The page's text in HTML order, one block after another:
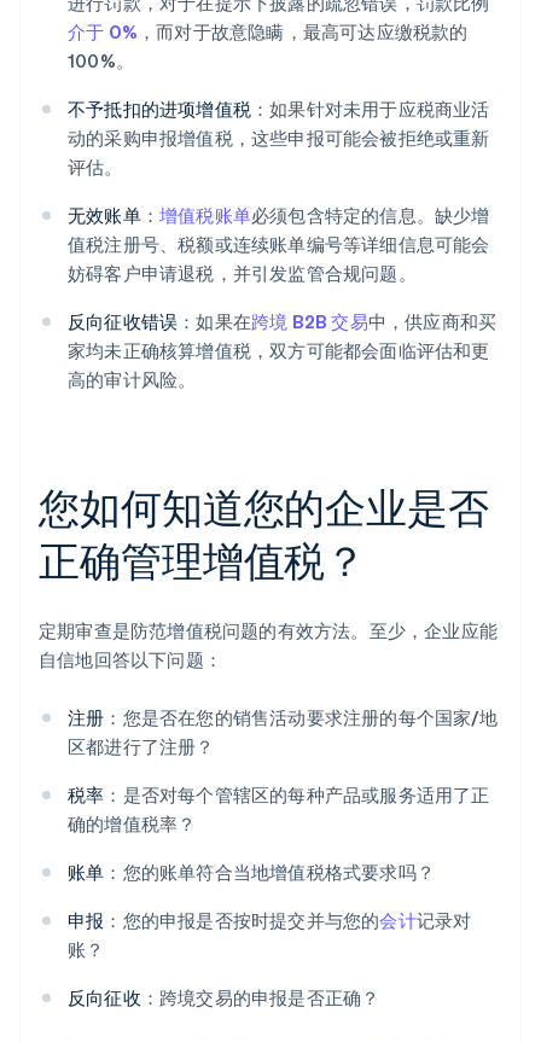
介于 0% ，而对于故意隐瞒，最高可达应缴税款的
100%。
不予抵扣的进项增值税 ：如果针对未用于应税商业活
动的采购申报增值税，这些申报可能会被拒绝或重新
评估。
无效账单：增值税账单必须包含特定的信息。缺少增
值税注册号、税额或连续账单编号等详细信息可能会
妨碍客户申请退税，并引发监管合规问题。
反向征收错误 ：如果在跨境 B2B 交易中，供应商和买
家均未正确核算增值税，双方可能都会面临评估和更
高的审计风险。
您如何知道您的企业是否
正确管理增值税？
定期审查是防范增值税问题的有效方法。至少，企业应能
自信地回答以下问题：
注册 ：您是否在您的销售活动要求注册的每个国家/地
区都进行了注册？
税率 ：是否对每个管辖区的每种产品或服务适用了正
确的增值税率？
账单 ：您的账单符合当地增值税格式要求吗？
申报 ：您的申报是否按时提交并与您的会计记录对
账？
反向征收 ：跨境交易的申报是否正确？